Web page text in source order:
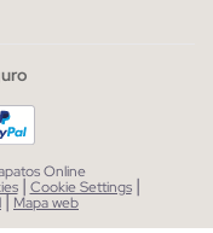
Online
| Cookie Settings |
| Mapa web